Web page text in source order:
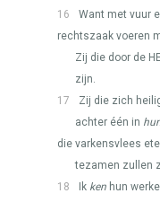
16
Want met vuur
rechtszaak voeren
Zij die door de
zijn.
17
Zij die zich
achter één in
die varkensvlees
tezamen zullen
18
Ik ken hun